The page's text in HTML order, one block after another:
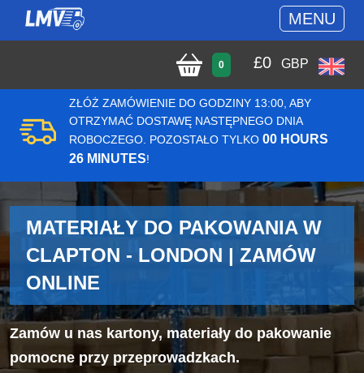
MENU
0 £0 GBP
ZŁÓŻ ZAMÓWIENIE DO GODZINY 13:00, ABY
OTRZYMAĆ DOSTAWĘ NASTĘPNEGO DNIA
ROBOCZEGO. POZOSTAŁO TYLKO 00 HOURS
26 MINUTES!
MATERIAŁY DO PAKOWANIA W
CLAPTON - LONDON | ZAMÓW
ONLINE
Zamów u nas kartony, materiały do pakowanie
pomocne przy przeprowadzkach.